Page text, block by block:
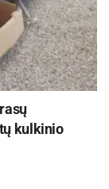
kulkinio